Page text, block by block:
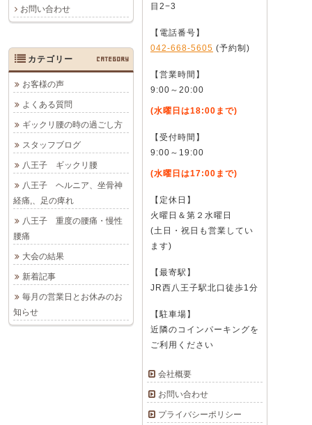
お問い合わせ
目2−3
【電話番号】
042-668-5605 (予約制)
【営業時間】
9:00～20:00
(水曜日は18:00まで)
【受付時間】
9:00～19:00
(水曜日は17:00まで)
【定休日】
火曜日＆第２水曜日
(土日・祝日も営業してい
ます)
【最寄駅】
JR西八王子駅北口徒歩1分
【駐車場】
近隣のコインパーキングを
ご利用ください
会社概要
お問い合わせ
プライバシーポリシー
カテゴリー CATEGORY
お客様の声
よくある質問
ギックリ腰の時の過ごし方
スタッフブログ
八王子 ギックリ腰
八王子 ヘルニア、坐骨神
経痛,、足の痺れ
八王子 重度の腰痛・慢性
腰痛
大会の結果
新着記事
毎月の営業日とお休みのお
知らせ